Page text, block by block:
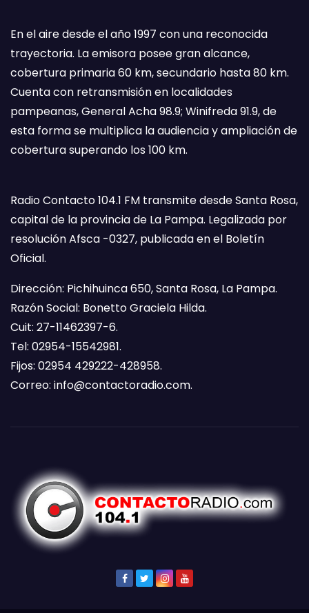
En el aire desde el año 1997 con una reconocida
trayectoria. La emisora posee gran alcance,
cobertura primaria 60 km, secundario hasta 80 km.
Cuenta con retransmisión en localidades
pampeanas, General Acha 98.9; Winifreda 91.9, de
esta forma se multiplica la audiencia y ampliación de
cobertura superando los 100 km.
Radio Contacto 104.1 FM transmite desde Santa Rosa,
capital de la provincia de La Pampa. Legalizada por
resolución Afsca -0327, publicada en el Boletín
Oficial.
Dirección: Pichihuinca 650, Santa Rosa, La Pampa.
Razón Social: Bonetto Graciela Hilda.
Cuit: 27-11462397-6.
Tel: 02954-15542981.
Fijos: 02954 429222-428958.
Correo: info@contactoradio.com.